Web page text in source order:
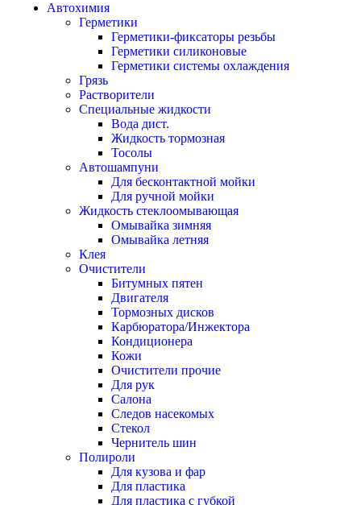
Автохимия
Герметики
Герметики-фиксаторы резьбы
Герметики силиконовые
Герметики системы охлаждения
Грязь
Растворители
Специальные жидкости
Вода дист.
Жидкость тормозная
Тосолы
Автошампуни
Для бесконтактной мойки
Для ручной мойки
Жидкость стеклоомывающая
Омывайка зимняя
Омывайка летняя
Клея
Очистители
Битумных пятен
Двигателя
Тормозных дисков
Карбюратора/Инжектора
Кондиционера
Кожи
Очистители прочие
Для рук
Салона
Следов насекомых
Стекол
Чернитель шин
Полироли
Для кузова и фар
Для пластика
Для пластика с губкой